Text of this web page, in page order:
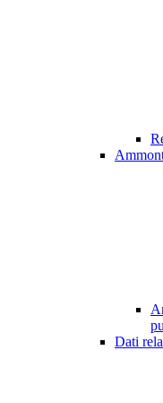
Dati